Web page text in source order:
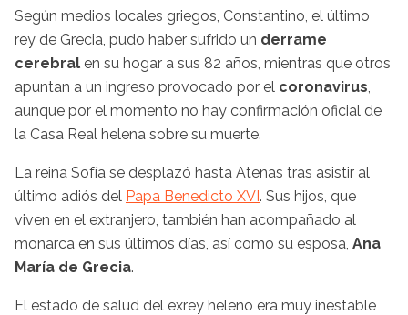
Según medios locales griegos, Constantino, el último
rey de Grecia, pudo haber sufrido un derrame
cerebral en su hogar a sus 82 años, mientras que otros
apuntan a un ingreso provocado por el coronavirus,
aunque por el momento no hay confirmación oficial de
la Casa Real helena sobre su muerte.
La reina Sofía se desplazó hasta Atenas tras asistir al
último adiós del Papa Benedicto XVI. Sus hijos, que
viven en el extranjero, también han acompañado al
monarca en sus últimos días, así como su esposa, Ana
María de Grecia.
El estado de salud del exrey heleno era muy inestable